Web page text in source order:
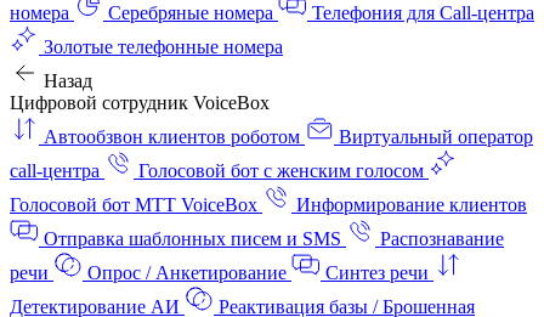
номера
Серебряные номера
Телефония для Call-центра
Золотые телефонные номера
Назад
Цифровой сотрудник VoiceBox
Автообзвон клиентов роботом
Виртуальный оператор
call-центра
Голосовой бот с женским голосом
Голосовой бот МТТ VoiceBox
Информирование клиентов
Отправка шаблонных писем и SMS
Распознавание
речи
Опрос / Анкетирование
Синтез речи
Детектирование АИ
Реактивация базы / Брошенная